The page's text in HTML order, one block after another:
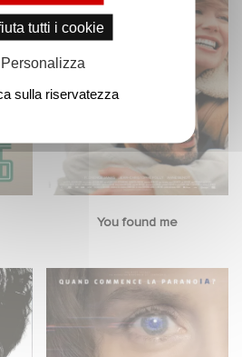
You found me
tutti i cookie
Personalizza
sulla riservatezza